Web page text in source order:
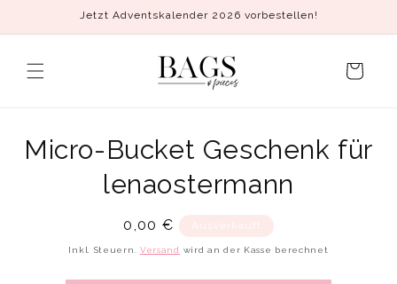
Inhalt
Jetzt Adventskalender 2026 vorbestellen!
Warenkorb
Micro-Bucket Geschenk für
lenaostermann
Normaler
Preis
0,00 €
Inkl. Steuern. Versand wird an der Kasse berechnet